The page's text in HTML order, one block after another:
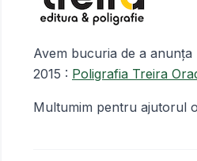
Avem bucuria de a
2015 : Poligrafia Treira
Multumim pentru ajutorul